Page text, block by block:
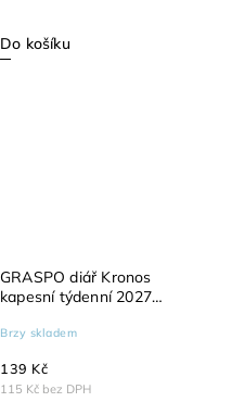
Do košíku
GRASPO diář Kronos
kapesní týdenní 2027
Brzy skladem
115 Kč bez DPH
139 Kč